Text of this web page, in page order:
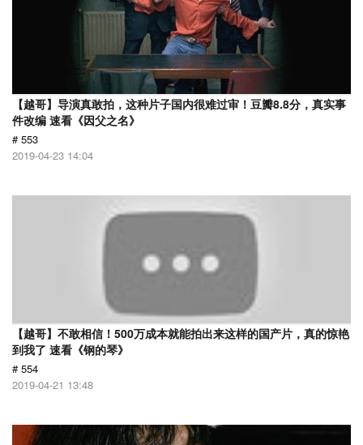
【越哥】导演真敢拍，这种片子国内很难过审！豆瓣8.8分，真实事
件改编 速看《因父之名》
# 553
2019-04-23 14:04
【越哥】不敢相信！500万成本就能拍出来这样的国产片，真的惊艳
到我了 速看《钢的琴》
# 554
2019-04-21 13:48